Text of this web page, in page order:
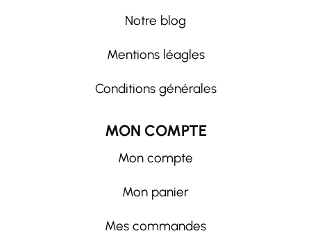
Notre blog
Mentions léagles
Conditions générales
MON COMPTE
Mon compte
Mon panier
Mes commandes